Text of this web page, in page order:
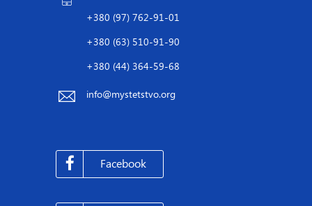
+380 (97) 762-91-01
+380 (63) 510-91-90
+380 (44) 364-59-68
info@mystetstvo.org
Facebook